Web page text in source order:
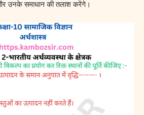
उनके समाधान की तलाश करेंगे।